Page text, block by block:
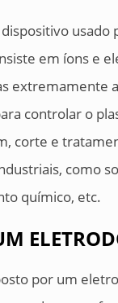
em íons e
extremamente
controlar o
corte e
como
químico, etc.
por um